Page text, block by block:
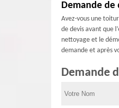
Demande de
Avez-vous une
de devis avant que
nettoyage et le
demande et après
Demande